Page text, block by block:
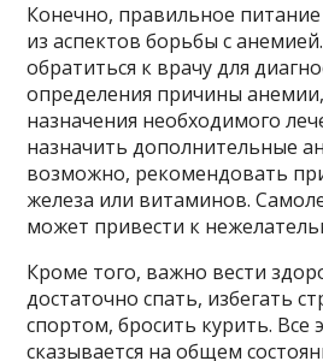
Конечно, правильное
из аспектов борьбы с
обратиться к врачу для
определения причины
назначения необходимого
назначить дополнительные
возможно, рекомендовать
железа или витаминов.
может привести к
Кроме того, важно вести
достаточно спать, избегать
спортом, бросить курить. Все
сказывается на общем